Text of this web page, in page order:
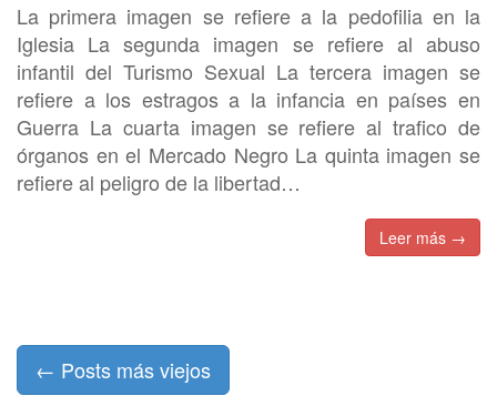
La primera imagen se refiere a la pedofilia en la
Iglesia La segunda imagen se refiere al abuso
infantil del Turismo Sexual La tercera imagen se
refiere a los estragos a la infancia en países en
Guerra La cuarta imagen se refiere al trafico de
órganos en el Mercado Negro La quinta imagen se
refiere al peligro de la libertad…
Leer más →
Posts
navigation
← Posts más viejos